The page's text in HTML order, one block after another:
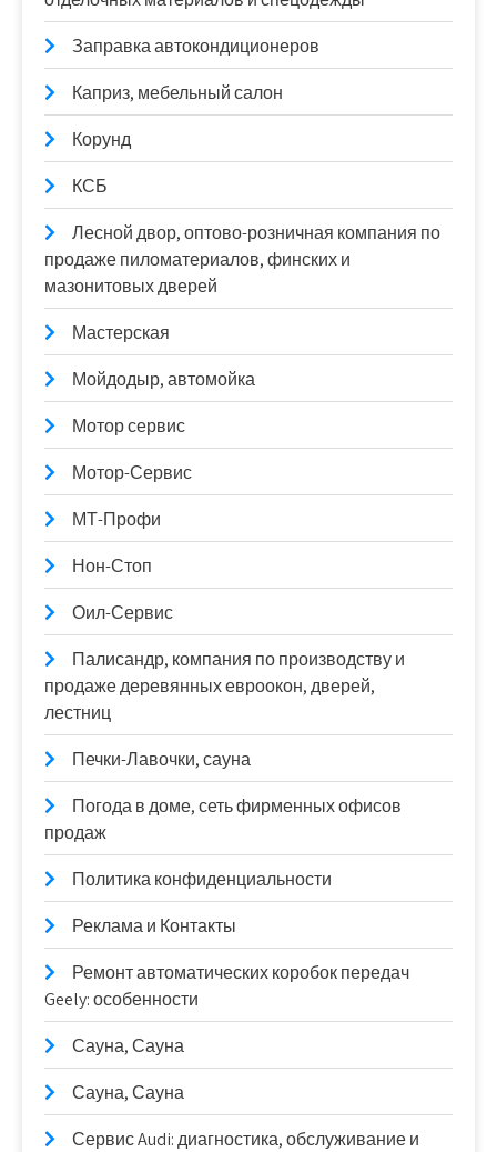
Заправка автокондиционеров
Каприз, мебельный салон
Корунд
КСБ
Лесной двор, оптово-розничная компания по
продаже пиломатериалов, финских и
мазонитовых дверей
Мастерская
Мойдодыр, автомойка
Мотор сервис
Мотор-Сервис
МТ-Профи
Нон-Стоп
Оил-Сервис
Палисандр, компания по производству и
продаже деревянных евроокон, дверей,
лестниц
Печки-Лавочки, сауна
Погода в доме, сеть фирменных офисов
продаж
Политика конфиденциальности
Реклама и Контакты
Ремонт автоматических коробок передач
Geely: особенности
Сауна, Сауна
Сауна, Сауна
Сервис Audi: диагностика, обслуживание и